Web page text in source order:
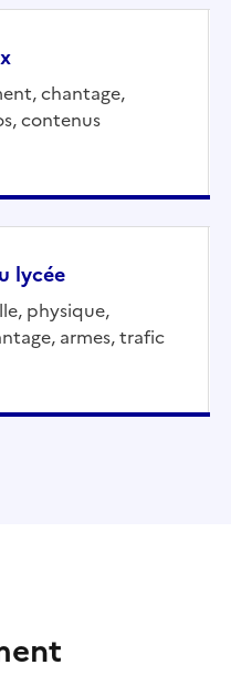
chantage,
contenus
lycée
physique,
armes, trafic